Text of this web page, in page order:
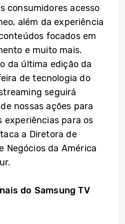
consumidores acesso
além da experiência
focados em
e muito mais.
da última edição da
de tecnologia do
seguirá
nossas ações para
experiências para os
a Diretora de
Negócios da América
do Samsung TV